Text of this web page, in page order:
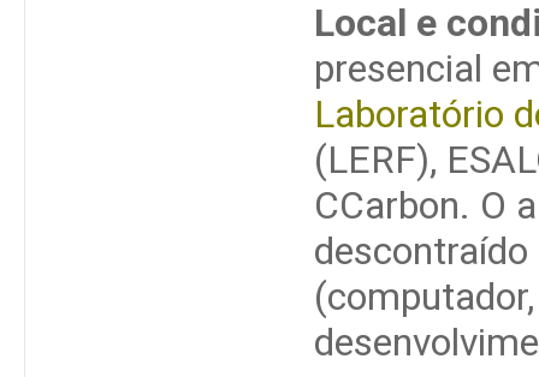
Local e
presencial
Laboratório
(LERF),
CCarbon. O